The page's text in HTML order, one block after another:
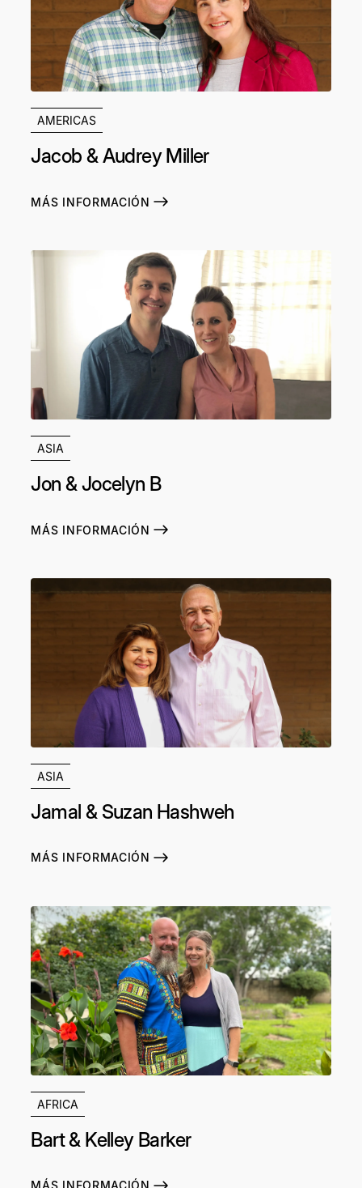
AMERICAS
Jacob & Audrey Miller
MÁS INFORMACIÓN
ASIA
Jon & Jocelyn B
MÁS INFORMACIÓN
ASIA
Jamal & Suzan Hashweh
MÁS INFORMACIÓN
AFRICA
Bart & Kelley Barker